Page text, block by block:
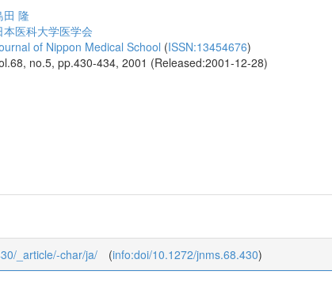
田 隆
本医科大学医学会
of Nippon Medical School (ISSN:13454676)
no.5, pp.430-434, 2001 (Released:2001-12-28)
_article/-char/ja/ (info:doi/10.1272/jnms.68.430)